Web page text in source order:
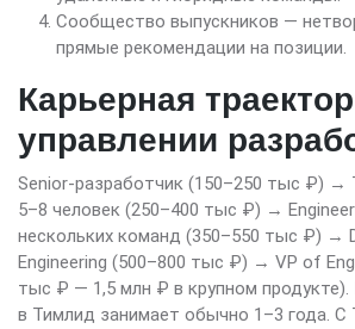
Сообщество выпускников —
прямые рекомендации на позиции.
Карьерная
управлении
Senior-разработчик (150–250 тыс ₽)
5–8 человек (250–400 тыс ₽) →
нескольких команд (350–550 тыс ₽) →
Engineering (500–800 тыс ₽) → VP of
тыс ₽ — 1,5 млн ₽ в крупном продукте).
в Тимлид занимает обычно 1–3 года. С